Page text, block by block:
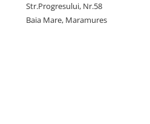
Str.Progresului, Nr.58
Baia Mare, Maramures